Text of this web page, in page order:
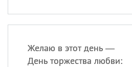
Желаю в этот день —
День торжества любви: